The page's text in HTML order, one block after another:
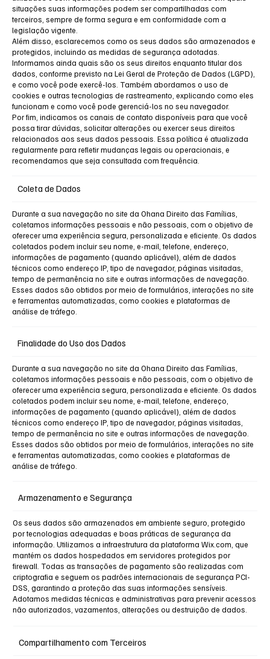
situações suas informações podem ser compartilhadas com
terceiros, sempre de forma segura e em conformidade com a
legislação vigente.
Além disso, esclarecemos como os seus dados são armazenados e
protegidos, incluindo as medidas de segurança adotadas.
Informamos ainda quais são os seus direitos enquanto titular dos
dados, conforme previsto na Lei Geral de Proteção de Dados (LGPD),
e como você pode exercê-los. Também abordamos o uso de
cookies e outras tecnologias de rastreamento, explicando como eles
funcionam e como você pode gerenciá-los no seu navegador.
Por fim, indicamos os canais de contato disponíveis para que você
possa tirar dúvidas, solicitar alterações ou exercer seus direitos
relacionados aos seus dados pessoais. Essa política é atualizada
regularmente para refletir mudanças legais ou operacionais, e
recomendamos que seja consultada com frequência.
Coleta de Dados
Durante a sua navegação no site da Ohana Direito das Famílias,
coletamos informações pessoais e não pessoais, com o objetivo de
oferecer uma experiência segura, personalizada e eficiente. Os dados
coletados podem incluir seu nome, e-mail, telefone, endereço,
informações de pagamento (quando aplicável), além de dados
técnicos como endereço IP, tipo de navegador, páginas visitadas,
tempo de permanência no site e outras informações de navegação.
Esses dados são obtidos por meio de formulários, interações no site
e ferramentas automatizadas, como cookies e plataformas de
análise de tráfego.
Finalidade do Uso dos Dados
Durante a sua navegação no site da Ohana Direito das Famílias,
coletamos informações pessoais e não pessoais, com o objetivo de
oferecer uma experiência segura, personalizada e eficiente. Os dados
coletados podem incluir seu nome, e-mail, telefone, endereço,
informações de pagamento (quando aplicável), além de dados
técnicos como endereço IP, tipo de navegador, páginas visitadas,
tempo de permanência no site e outras informações de navegação.
Esses dados são obtidos por meio de formulários, interações no site
e ferramentas automatizadas, como cookies e plataformas de
análise de tráfego.
Armazenamento e Segurança
Os seus dados são armazenados em ambiente seguro, protegido
por tecnologias adequadas e boas práticas de segurança da
informação. Utilizamos a infraestrutura da plataforma Wix.com, que
mantém os dados hospedados em servidores protegidos por
firewall. Todas as transações de pagamento são realizadas com
criptografia e seguem os padrões internacionais de segurança PCI-
DSS, garantindo a proteção das suas informações sensíveis.
Adotamos medidas técnicas e administrativas para prevenir acessos
não autorizados, vazamentos, alterações ou destruição de dados.
Compartilhamento com Terceiros